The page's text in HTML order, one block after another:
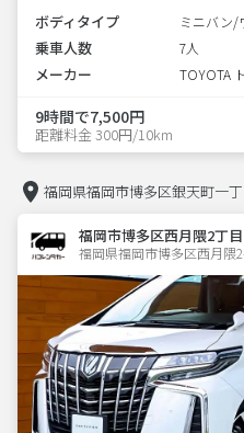
ボディタイプ ミニバン/
乗車人数 7人
メーカー TOYOTA
9時間で7,500円
距離料金 300円/10km
福岡県福岡市博多区銀天町一
福岡市博多区西月隈2丁
福岡県福岡市博多区西月隈